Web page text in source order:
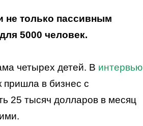
не только пассивным
5000 человек.
четырех детей. В интервью
пришла в бизнес с
25 тысяч долларов в месяц